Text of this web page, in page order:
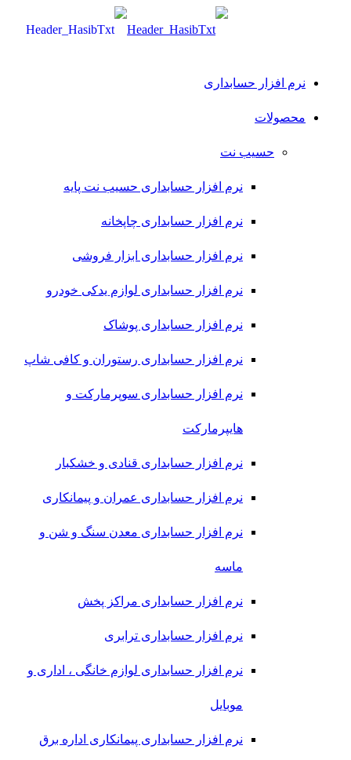
نرم افزار حسابداری
محصولات
حسیب نت
نرم افزار حسابداری حسیب نت پایه
نرم افزار حسابداری چاپخانه
نرم افزار حسابداری ابزار فروشی
نرم افزار حسابداری لوازم یدکی خودرو
نرم افزار حسابداری پوشاک
نرم افزار حسابداری رستوران و کافی شاپ
نرم افزار حسابداری سوپرمارکت و
هایپرمارکت
نرم افزار حسابداری قنادی و خشکبار
نرم افزار حسابداری عمران و پیمانکاری
نرم افزار حسابداری معدن سنگ و شن و
ماسه
نرم افزار حسابداری مراکز پخش
نرم افزار حسابداری ترابری
نرم افزار حسابداری لوازم خانگی ، اداری و
موبایل
نرم افزار حسابداری پیمانکاری اداره برق